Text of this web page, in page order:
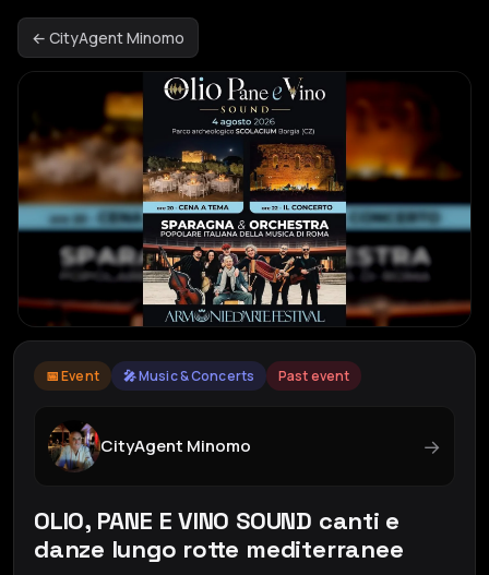
← CityAgent Minomo
📅 Event 🎤 Music & Concerts Past event
CityAgent Minomo →
OLIO, PANE E VINO SOUND canti e
danze lungo rotte mediterranee